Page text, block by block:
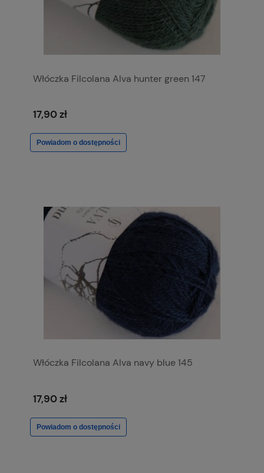
Włóczka Filcolana Alva hunter green 147
17,90 zł
Powiadom o dostępności
Włóczka Filcolana Alva navy blue 145
17,90 zł
Powiadom o dostępności